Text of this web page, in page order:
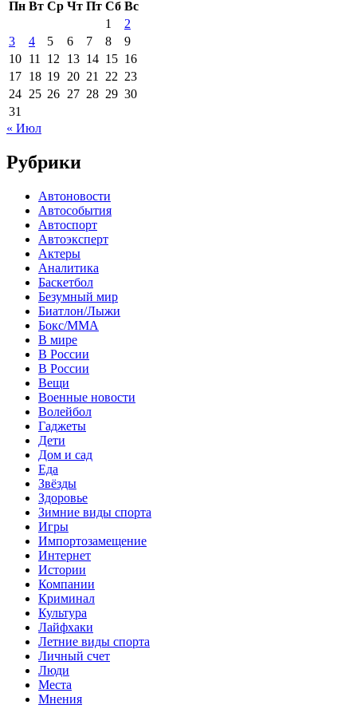
Пн Вт Ср Чт Пт Сб Вс
1
2
3
4 5 6 7 8
9
10 11 12 13 14 15 16
17 18 19 20 21 22 23
24 25 26 27 28 29 30
31
« Июл
Рубрики
Автоновости
Автособытия
Автоспорт
Автоэксперт
Актеры
Аналитика
Баскетбол
Безумный мир
Биатлон/Лыжи
Бокс/MMA
В мире
В России
В России
Вещи
Военные новости
Волейбол
Гаджеты
Дети
Дом и сад
Еда
Звёзды
Здоровье
Зимние виды спорта
Игры
Импортозамещение
Интернет
Истории
Компании
Криминал
Культура
Лайфхаки
Летние виды спорта
Личный счет
Люди
Места
Мнения